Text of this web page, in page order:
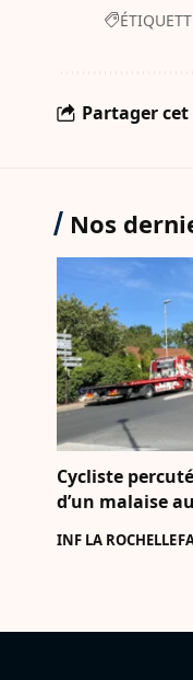
Partager
Nos
Cycliste
d’un malaise
INF LA ROCHELLE